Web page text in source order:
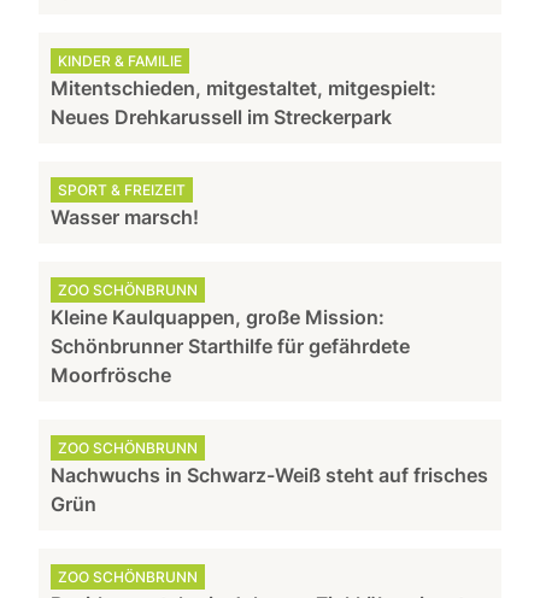
KINDER & FAMILIE
Mitentschieden, mitgestaltet, mitgespielt:
Neues Drehkarussell im Streckerpark
SPORT & FREIZEIT
Wasser marsch!
ZOO SCHÖNBRUNN
Kleine Kaulquappen, große Mission:
Schönbrunner Starthilfe für gefährdete
Moorfrösche
ZOO SCHÖNBRUNN
Nachwuchs in Schwarz-Weiß steht auf frisches
Grün
ZOO SCHÖNBRUNN